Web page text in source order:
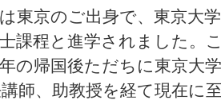
東京のご出身で、東京大
課程と進学されました。
の帰国後ただちに東京大
師、助教授を経て現在に